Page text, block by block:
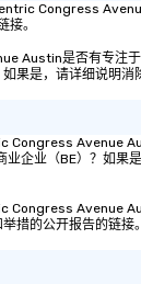
Congress
接。
Austin是否有专注于
果是，请详细说明消
Congress Avenue
业企业（BE）？如果
Congress Avenue
措的公开报告的链接。